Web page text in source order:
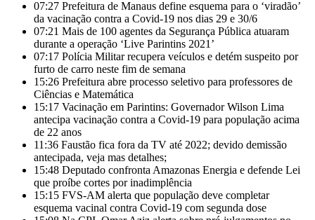
07:27 Prefeitura de Manaus define esquema para o ‘viradão’
da vacinação contra a Covid-19 nos dias 29 e 30/6
07:21 Mais de 100 agentes da Segurança Pública atuaram
durante a operação ‘Live Parintins 2021’
07:17 Polícia Militar recupera veículos e detém suspeito por
furto de carro neste fim de semana
15:26 Prefeitura abre processo seletivo para professores de
Ciências e Matemática
15:17 Vacinação em Parintins: Governador Wilson Lima
antecipa vacinação contra a Covid-19 para população acima
de 22 anos
11:36 Faustão fica fora da TV até 2022; devido demissão
antecipada, veja mas detalhes;
15:48 Deputado confronta Amazonas Energia e defende Lei
que proíbe cortes por inadimplência
15:15 FVS-AM alerta que população deve completar
esquema vacinal contra Covid-19 com segunda dose